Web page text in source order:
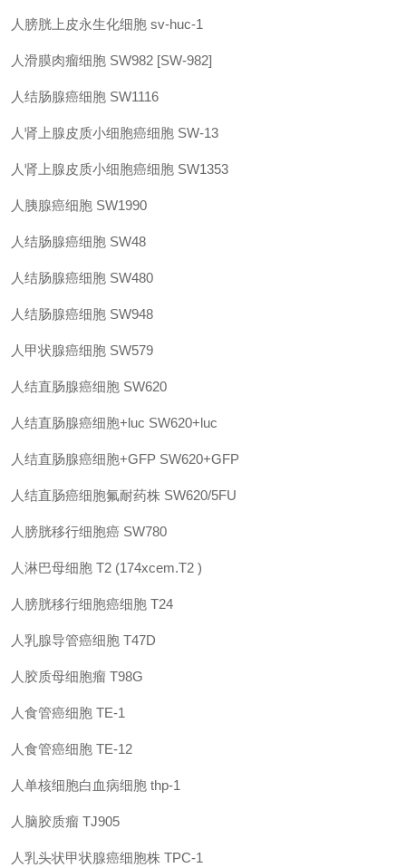
人膀胱上皮永生化细胞 sv-huc-1
人滑膜肉瘤细胞 SW982 [SW-982]
人结肠腺癌细胞 SW1116
人肾上腺皮质小细胞癌细胞 SW-13
人肾上腺皮质小细胞癌细胞 SW1353
人胰腺癌细胞 SW1990
人结肠腺癌细胞 SW48
人结肠腺癌细胞 SW480
人结肠腺癌细胞 SW948
人甲状腺癌细胞 SW579
人结直肠腺癌细胞 SW620
人结直肠腺癌细胞+luc SW620+luc
人结直肠腺癌细胞+GFP SW620+GFP
人结直肠癌细胞氟耐药株 SW620/5FU
人膀胱移行细胞癌 SW780
人淋巴母细胞 T2 (174xcem.T2 )
人膀胱移行细胞癌细胞 T24
人乳腺导管癌细胞 T47D
人胶质母细胞瘤 T98G
人食管癌细胞 TE-1
人食管癌细胞 TE-12
人单核细胞白血病细胞 thp-1
人脑胶质瘤 TJ905
人乳头状甲状腺癌细胞株 TPC-1